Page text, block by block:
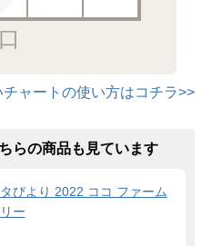
チャートの使い方はコチラ>>
らの商品も見ています
びより 2022 ココ ファーム
ー